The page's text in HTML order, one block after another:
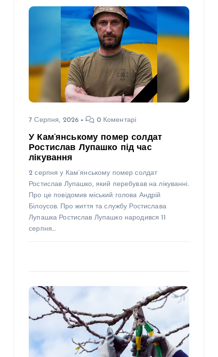
7 Серпня, 2026 0 Коментарі
У Кам’янському помер солдат
Ростислав Лупашко під час
лікування
2 серпня у Кам’янському помер солдат
Ростислав Лупашко, який перебував на лікуванні.
Про це повідомив міський голова Андрій
Білоусов. Про життя та службу Ростислава
Лупашка Ростислав Лупашко народився 11
серпня…